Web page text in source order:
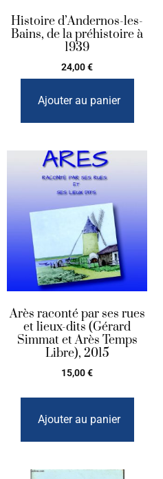
Histoire d’Andernos-les-
Bains, de la préhistoire à
1939
24,00€
Ajouter au panier
Arès raconté par ses rues
et lieux-dits (Gérard
Simmat et Arès Temps
Libre), 2015
15,00€
Ajouter au panier